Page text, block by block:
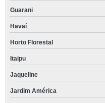
Guarani
Havaí
Horto Florestal
Itaipu
Jaqueline
Jardim América